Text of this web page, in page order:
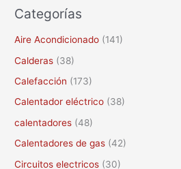
s
c
o
r
:
Categorías
Aire Acondicionado (141)
Calderas (38)
Calefacción (173)
Calentador eléctrico (38)
calentadores (48)
Calentadores de gas (42)
Circuitos electricos (30)